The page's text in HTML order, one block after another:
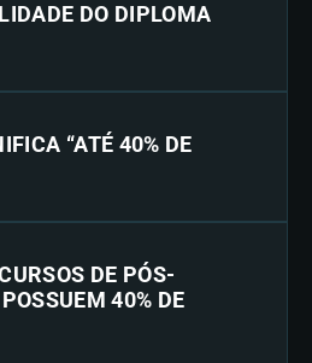
DO DIPLOMA
“ATÉ 40% DE
DE PÓS-
40% DE